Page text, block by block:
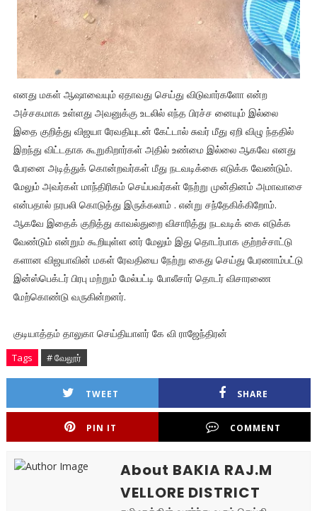
எனது மகள் ஆஷாவையும் ஏதாவது செய்து விடுவார்களோ என்ற
அச்சகமாக உள்ளது அவனுக்கு உடலில் எந்த பிரச்ச னையும் இல்லை
இதை குறித்து விஜயா ரேவதியுடன் கேட்டால் சுவர் மீது ஏறி விழு ந்ததில்
இறந்து விட்டதாக கூறுகிறார்கள் அதில் உண்மை இல்லை ஆகவே எனது
பேரனை அடித்துக் கொன்றவர்கள் மீது நடவடிக்கை எடுக்க வேண்டும்.
மேலும் அவர்கள் மாந்திரிகம் செய்பவர்கள் நேற்று முன்தினம் அமாவாசை
என்பதால் நரபலி கொடுத்து இருக்கலாம் . என்று சந்தேகிக்கிறோம்.
ஆகவே இதைக் குறித்து காவல்துறை விசாரித்து நடவடிக் கை எடுக்க
வேண்டும் என்றும் கூறியுள்ள னர் மேலும் இது தொடர்பாக குற்றச்சாட்டு
களான விஜயாவின் மகள் ரேவதியை நேற்று கைது செய்து பேரணாம்பட்டு
இன்ஸ்பெக்டர் பிரபு மற்றும் மேல்பட்டி போலீசார் தொடர் விசாரணை
மேற்கொண்டு வருகின்றனர்.
குடியாத்தம் தாலுகா செய்தியாளர் கே வி ராஜேந்திரன்
Tags # வேலூர்
TWEET SHARE
PIN IT COMMENT
About BAKIA RAJ.M
VELLORE DISTRICT